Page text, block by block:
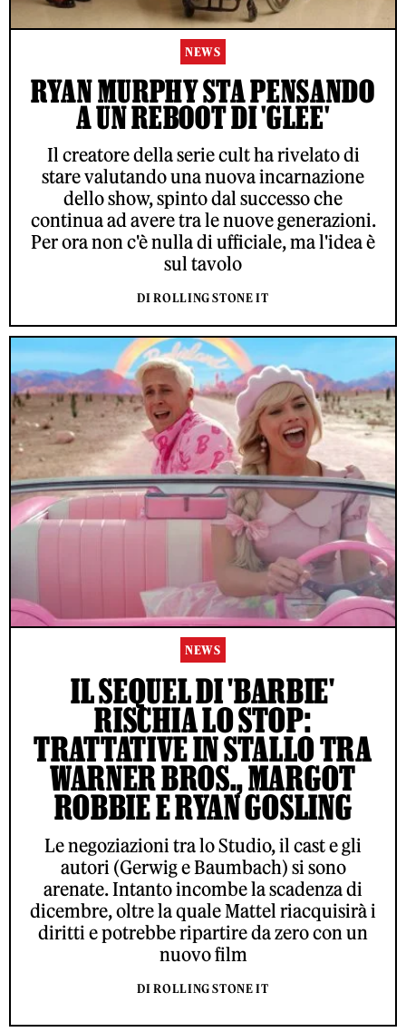
NEWS
RYAN MURPHY STA PENSANDO
A UN REBOOT DI 'GLEE'
Il creatore della serie cult ha rivelato di
stare valutando una nuova incarnazione
dello show, spinto dal successo che
continua ad avere tra le nuove generazioni.
Per ora non c'è nulla di ufficiale, ma l'idea è
sul tavolo
DI ROLLING STONE IT
NEWS
IL SEQUEL DI 'BARBIE'
RISCHIA LO STOP:
TRATTATIVE IN STALLO TRA
WARNER BROS., MARGOT
ROBBIE E RYAN GOSLING
Le negoziazioni tra lo Studio, il cast e gli
autori (Gerwig e Baumbach) si sono
arenate. Intanto incombe la scadenza di
dicembre, oltre la quale Mattel riacquisirà i
diritti e potrebbe ripartire da zero con un
nuovo film
DI ROLLING STONE IT